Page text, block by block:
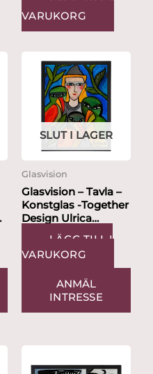
VARUKORG
SLUT I LAGER
Glasvision
Glasvision – Tavla –
Konstglas -Together
Design Ulrica
Hydman Vallien
LÄGG TILL I
VARUKORG
ANMÄL
INTRESSE